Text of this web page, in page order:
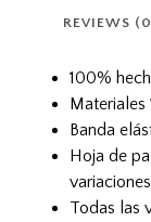
REVIEWS
100%
Materiales
Banda
Hoja de
Todas las